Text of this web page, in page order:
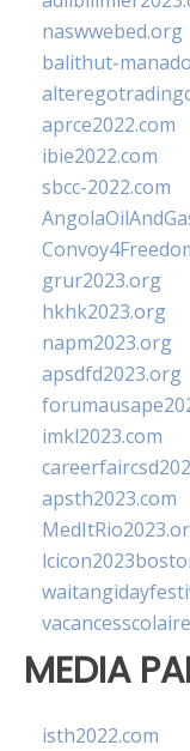
naswwebed.org
balithut-
aprce2022.com
ibie2022.com
sbcc-2022.com
grur2023.org
hkhk2023.org
napm2023.org
apsdfd2023.org
imkl2023.com
apsth2023.com
MEDIA
isth2022.com